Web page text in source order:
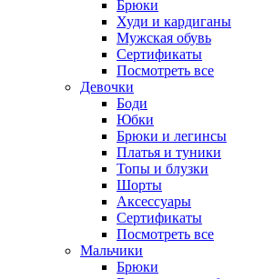
Брюки
Худи и кардиганы
Мужская обувь
Сертификаты
Посмотреть все
Девочки
Боди
Юбки
Брюки и легинсы
Платья и туники
Топы и блузки
Шорты
Аксессуары
Сертификаты
Посмотреть все
Мальчики
Брюки